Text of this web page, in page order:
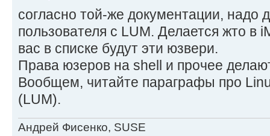
согласно той-же документации, надо
пользователя с LUM. Делается жто в
вас в списке будут эти юзвери.
Права юзеров на shell и прочее
Вообщем, читайте параграфы про
(LUM).
Андрей Фисенко, SUSE